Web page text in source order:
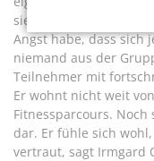
sie nicht mehr
Angst habe, dass sich
niemand aus der
Teilnehmer mit
Er wohnt nicht weit
Fitnessparcours.
dar. Er fühle sich
vertraut, sagt Irmgard